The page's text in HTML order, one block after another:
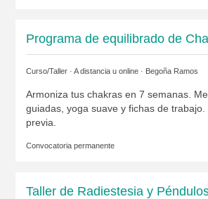
Programa de equilibrado de
Curso/Taller · A distancia u online · Begoña Ramos
Armoniza tus chakras en 7 semanas.
guiadas, yoga suave y fichas de trabajo.
previa.
Convocatoria permanente
Taller de Radiestesia y